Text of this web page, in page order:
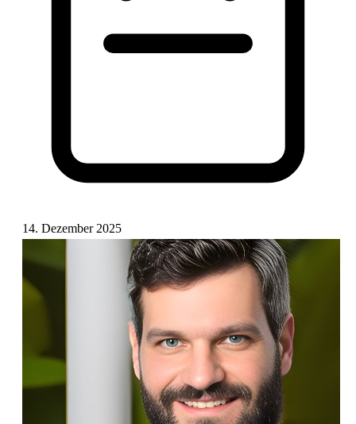
14. Dezember 2025